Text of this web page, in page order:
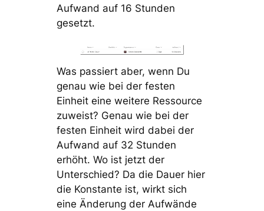
Aufwand auf 16 Stunden
gesetzt.
Was passiert aber, wenn Du
genau wie bei der festen
Einheit eine weitere Ressource
zuweist? Genau wie bei der
festen Einheit wird dabei der
Aufwand auf 32 Stunden
erhöht. Wo ist jetzt der
Unterschied? Da die Dauer hier
die Konstante ist, wirkt sich
eine Änderung der Aufwände